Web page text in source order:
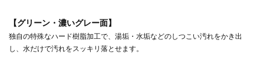
【グリーン・濃いグレー面】
独自の特殊なハード樹脂加工で、湯垢・水垢などのしつこい汚れをかき出
し、水だけで汚れをスッキリ落とせます。